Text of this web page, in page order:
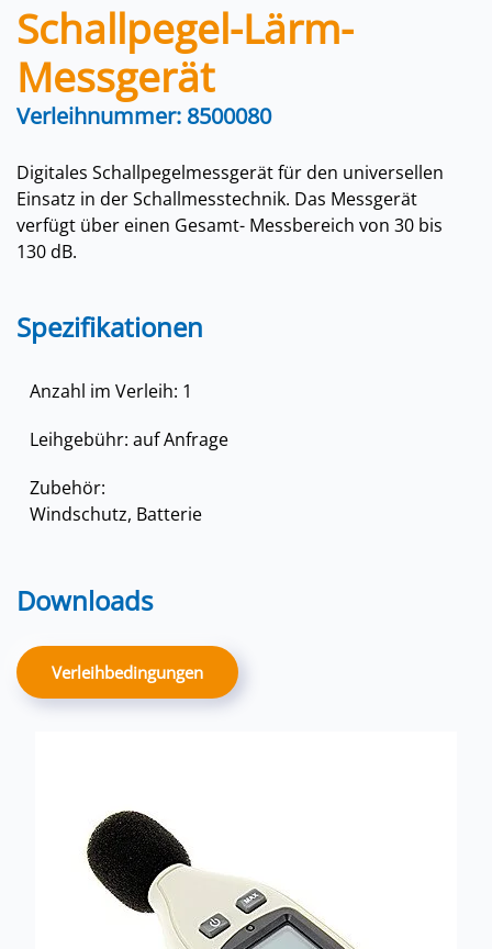
Schallpegel-Lärm-
Messgerät
Verleihnummer: 8500080
Digitales Schallpegelmessgerät für den universellen
Einsatz in der Schallmesstechnik. Das Messgerät
verfügt über einen Gesamt- Messbereich von 30 bis
130 dB.
Spezifikationen
Anzahl im Verleih: 1
Leihgebühr: auf Anfrage
Zubehör:
Windschutz, Batterie
Downloads
Verleihbedingungen